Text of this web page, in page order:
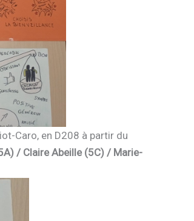
Caro, en D208 à partir du
/ Claire Abeille (5C) / Marie-